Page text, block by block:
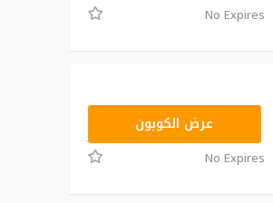
No Expires
RRF24عرض الكوبون
No Expires